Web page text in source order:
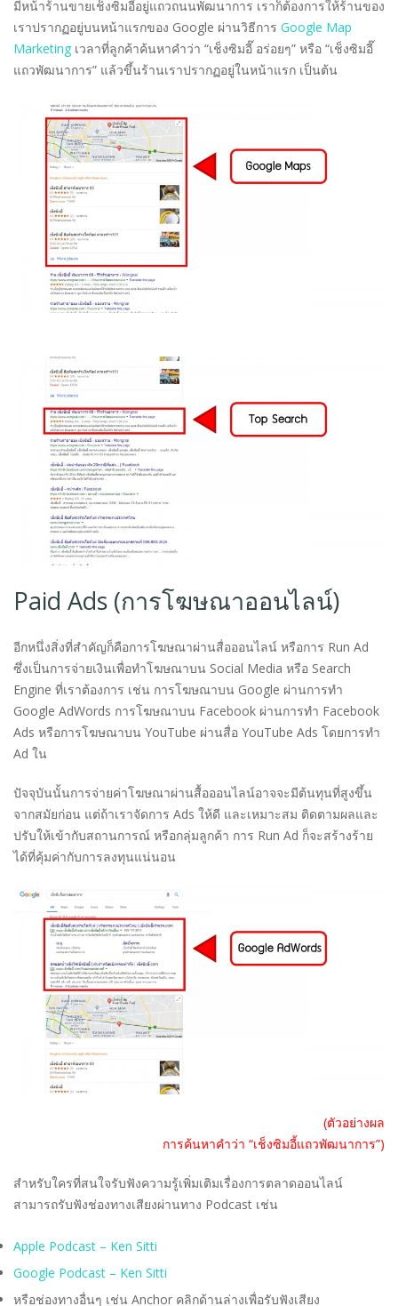
มีหน้าร้านขายเช็งซิมอี๊อยู่แถวถนนพัฒนาการ เราก็ต้องการให้ร้านของ
เราปรากฏอยู่บนหน้าแรกของ Google ผ่านวิธีการ Google Map
Marketing เวลาที่ลูกค้าค้นหาคำว่า “เช็งซิมอี๊ อร่อยๆ” หรือ “เช็งซิมอี๊
แถวพัฒนาการ” แล้วขึ้นร้านเราปรากฏอยู่ในหน้าแรก เป็นต้น
Paid Ads (การโฆษณาออนไลน์)
อีกหนึ่งสิ่งที่สำคัญก็คือการโฆษณาผ่านสื่อออนไลน์ หรือการ Run Ad
ซึ่งเป็นการจ่ายเงินเพื่อทำโฆษณาบน Social Media หรือ Search
Engine ที่เราต้องการ เช่น การโฆษณาบน Google ผ่านการทำ
Google AdWords การโฆษณาบน Facebook ผ่านการทำ Facebook
Ads หรือการโฆษณาบน YouTube ผ่านสื่อ YouTube Ads โดยการทำ
Ad ใน
ปัจจุบันนั้นการจ่ายค่าโฆษณาผ่านสื้อออนไลน์อาจจะมีต้นทุนที่สูงขึ้น
จากสมัยก่อน แต่ถ้าเราจัดการ Ads ให้ดี และเหมาะสม ติดตามผลและ
ปรับให้เข้ากับสถานการณ์ หรือกลุ่มลูกค้า การ Run Ad ก็จะสร้างร้าย
ได้ที่คุ้มค่ากับการลงทุนแน่นอน
(ตัวอย่างผล
การค้นหาคำว่า “เช็งซิมอี้แถวพัฒนาการ”)
สำหรับใครที่สนใจรับฟังความรู้เพิ่มเติมเรื่องการตลาดออนไลน์
สามารถรับฟังช่องทางเสียงผ่านทาง Podcast เช่น
Apple Podcast – Ken Sitti
Google Podcast – Ken Sitti
หรือช่องทางอื่นๆ เช่น Anchor คลิกด้านล่างเพื่อรับฟังเสียง